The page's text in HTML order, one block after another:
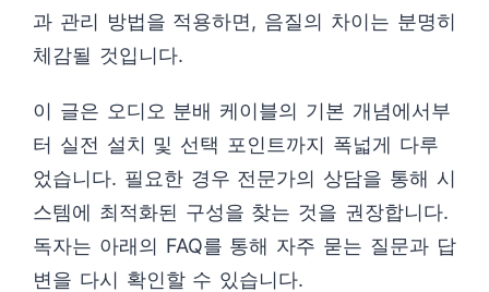
과 관리 방법을 적용하면, 음질의 차이는 분명히
체감될 것입니다.
이 글은 오디오 분배 케이블의 기본 개념에서부
터 실전 설치 및 선택 포인트까지 폭넓게 다루
었습니다. 필요한 경우 전문가의 상담을 통해 시
스템에 최적화된 구성을 찾는 것을 권장합니다.
독자는 아래의 FAQ를 통해 자주 묻는 질문과 답
변을 다시 확인할 수 있습니다.